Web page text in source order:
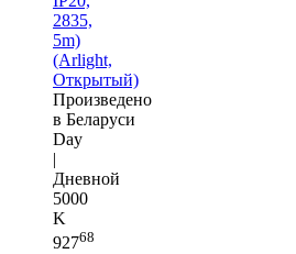
2835,
5m)
(Arlight,
Открытый)
Произведено
в Беларуси
Day
|
Дневной
5000
K
92768